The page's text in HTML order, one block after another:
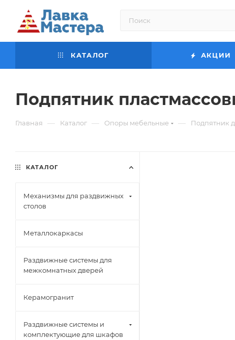
КАТАЛОГ АКЦИИ
Подпятник
Главная — Каталог — Опоры мебельные — Подпятник
КАТАЛОГ
Механизмы для раздвижных
столов
Металлокаркасы
Раздвижные системы для
межкомнатных дверей
Керамогранит
Раздвижные системы и
комплектующие для шкафов